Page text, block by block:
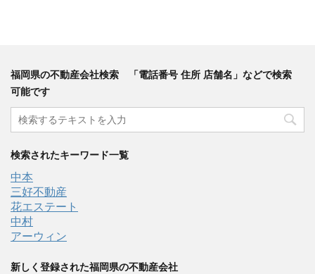
福岡県の不動産会社検索 「電話番号 住所 店舗名」などで検索
可能です
検索されたキーワード一覧
中本
三好不動産
花エステート
中村
アーウィン
新しく登録された福岡県の不動産会社